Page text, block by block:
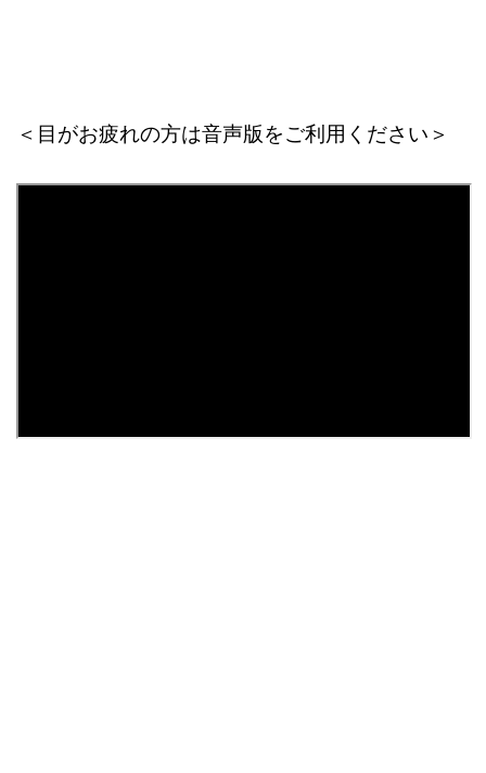
＜目がお疲れの方は音声版をご利用ください＞